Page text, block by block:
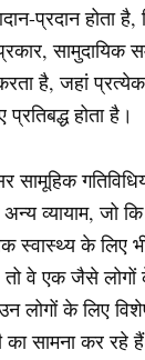
प्रदान होता
सामुदायिक
है, जहां प्रत्येक
होता है।
सामूहिक
व्यायाम, जो
स्वास्थ्य के लिए
वे एक जैसे
लोगों के लिए
का सामना कर रहे